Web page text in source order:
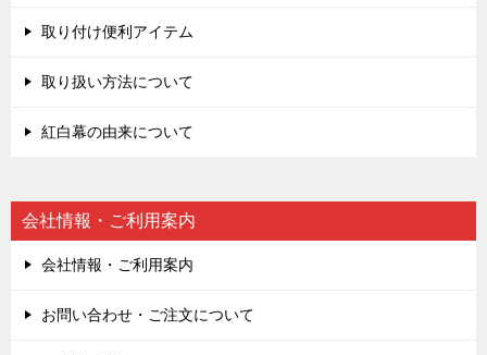
取り付け便利アイテム
取り扱い方法について
紅白幕の由来について
会社情報・ご利用案内
会社情報・ご利用案内
お問い合わせ・ご注文について